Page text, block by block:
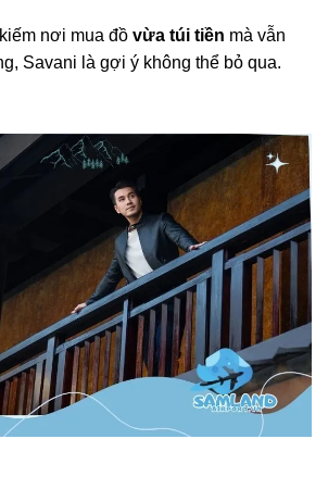
nơi mua đồ vừa túi tiền mà vẫn
Savani là gợi ý không thể bỏ qua.